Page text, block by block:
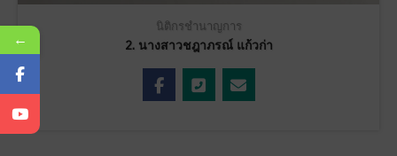
นิติกรชำนาญการ
2. นางสาวชฎาภรณ์ แก้วก่า
←